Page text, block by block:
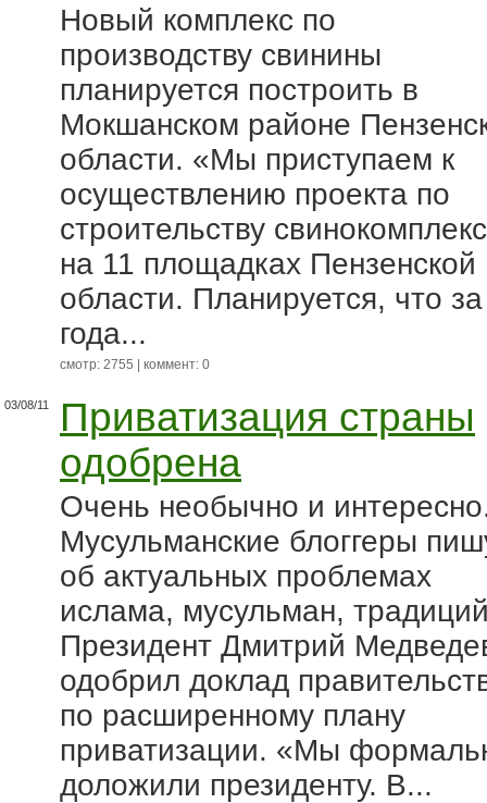
Новый комплекс по
производству свинины
планируется построить в
Мокшанском районе
области. «Мы приступаем к
осуществлению проекта по
строительству
на 11 площадках Пензенской
области. Планируется, что
года...
смотр: 2755 | коммент: 0
03/08/11
Приватизация страны
одобрена
Очень необычно и
Мусульманские блоггеры
об актуальных проблемах
ислама, мусульман,
Президент Дмитрий
одобрил доклад
по расширенному плану
приватизации. «Мы
доложили президенту. В...